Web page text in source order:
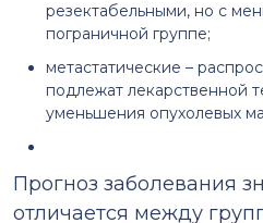
резектабельными, но с
пограничной группе;
метастатические –
подлежат лекарственной
уменьшения опухолевых
Прогноз заболевания
отличается между